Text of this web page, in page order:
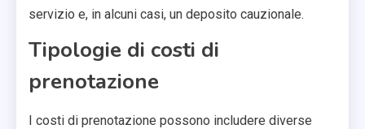
servizio e, in alcuni casi, un deposito cauzionale.
Tipologie di costi di
prenotazione
I costi di prenotazione possono includere diverse